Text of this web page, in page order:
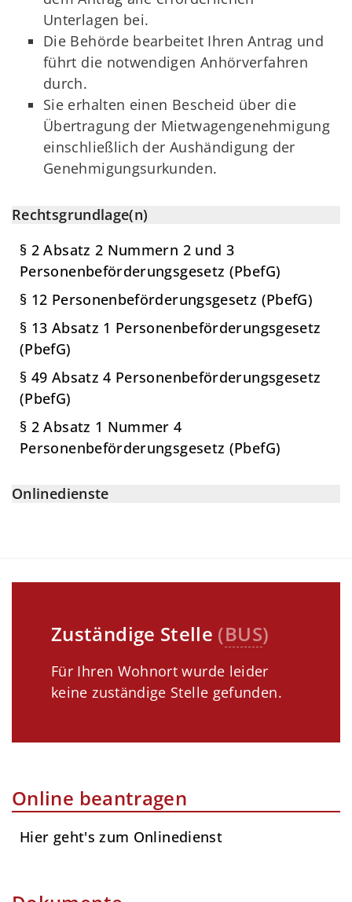
Unterlagen bei.
Die Behörde bearbeitet Ihren Antrag und
führt die notwendigen Anhörverfahren
durch.
Sie erhalten einen Bescheid über die
Übertragung der Mietwagengenehmigung
einschließlich der Aushändigung der
Genehmigungsurkunden.
Rechtsgrundlage(n)
§ 2 Absatz 2 Nummern 2 und 3
Personenbeförderungsgesetz (PbefG)
§ 12 Personenbeförderungsgesetz (PbefG)
§ 13 Absatz 1 Personenbeförderungsgesetz
(PbefG)
§ 49 Absatz 4 Personenbeförderungsgesetz
(PbefG)
§ 2 Absatz 1 Nummer 4
Personenbeförderungsgesetz (PbefG)
Onlinedienste
Zuständige Stelle (BUS)
Für Ihren Wohnort wurde leider
keine zuständige Stelle gefunden.
Online beantragen
Hier geht's zum Onlinedienst